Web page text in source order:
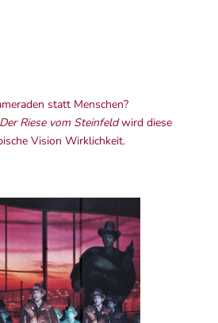
statt Menschen?
Der Riese vom Steinfeldwird diese
Vision Wirklichkeit.